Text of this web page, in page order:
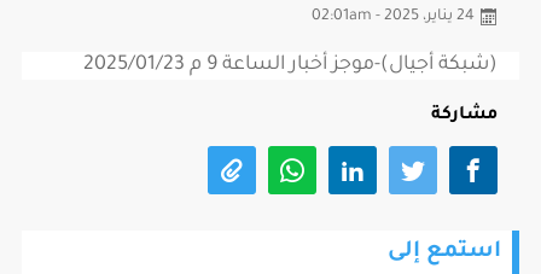
24 يناير، 2025 - 02:01am
(شبكة أجيال)-موجز أخبار الساعة 9 م 2025/01/23
مشاركة
استمع إلى